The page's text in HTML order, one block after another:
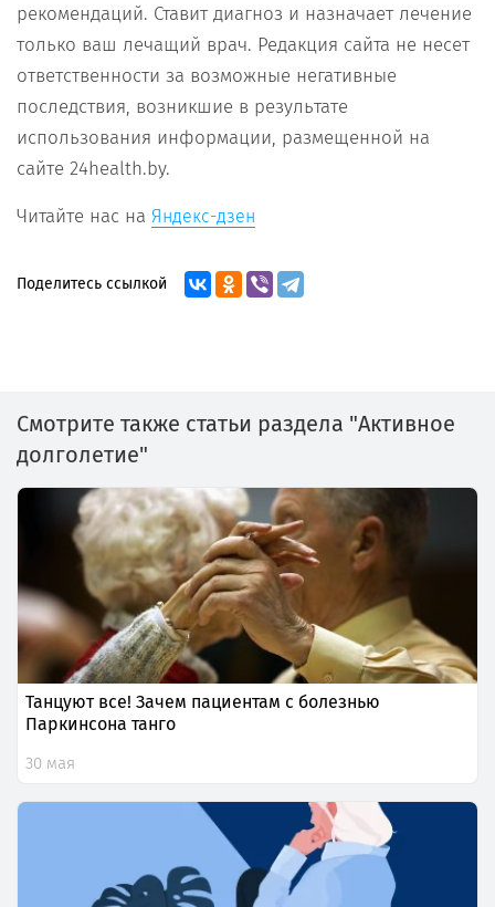
рекомендаций. Ставит диагноз и назначает лечение
только ваш лечащий врач. Редакция сайта не несет
ответственности за возможные негативные
последствия, возникшие в результате
использования информации, размещенной на
сайте 24health.by.
Читайте нас на Яндекс-дзен
Поделитесь ссылкой
Смотрите также статьи раздела "Активное
долголетие"
Танцуют все! Зачем пациентам с болезнью
Паркинсона танго
30 мая